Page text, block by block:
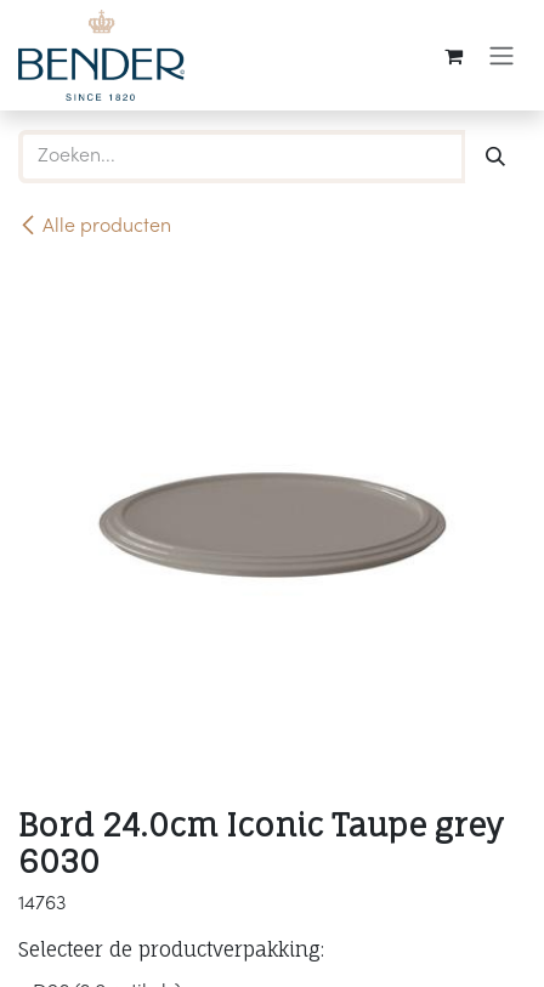
Overslaan naar inhoud
Alle producten
Bord 24.0cm Iconic Taupe grey
6030
14763
Selecteer de productverpakking: